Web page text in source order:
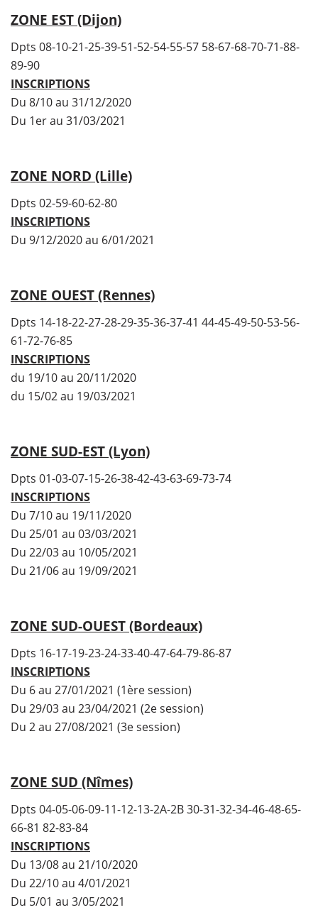
ZONE EST (Dijon)
Dpts 08-10-21-25-39-51-52-54-55-57 58-67-68-70-71-88-
89-90
INSCRIPTIONS
Du 8/10 au 31/12/2020
Du 1er au 31/03/2021
ZONE NORD (Lille)
Dpts 02-59-60-62-80
INSCRIPTIONS
Du 9/12/2020 au 6/01/2021
ZONE OUEST (Rennes)
Dpts 14-18-22-27-28-29-35-36-37-41 44-45-49-50-53-56-
61-72-76-85
INSCRIPTIONS
du 19/10 au 20/11/2020
du 15/02 au 19/03/2021
ZONE SUD-EST (Lyon)
Dpts 01-03-07-15-26-38-42-43-63-69-73-74
INSCRIPTIONS
Du 7/10 au 19/11/2020
Du 25/01 au 03/03/2021
Du 22/03 au 10/05/2021
Du 21/06 au 19/09/2021
ZONE SUD-OUEST (Bordeaux)
Dpts 16-17-19-23-24-33-40-47-64-79-86-87
INSCRIPTIONS
Du 6 au 27/01/2021 (1ère session)
Du 29/03 au 23/04/2021 (2e session)
Du 2 au 27/08/2021 (3e session)
ZONE SUD (Nîmes)
Dpts 04-05-06-09-11-12-13-2A-2B 30-31-32-34-46-48-65-
66-81 82-83-84
INSCRIPTIONS
Du 13/08 au 21/10/2020
Du 22/10 au 4/01/2021
Du 5/01 au 3/05/2021